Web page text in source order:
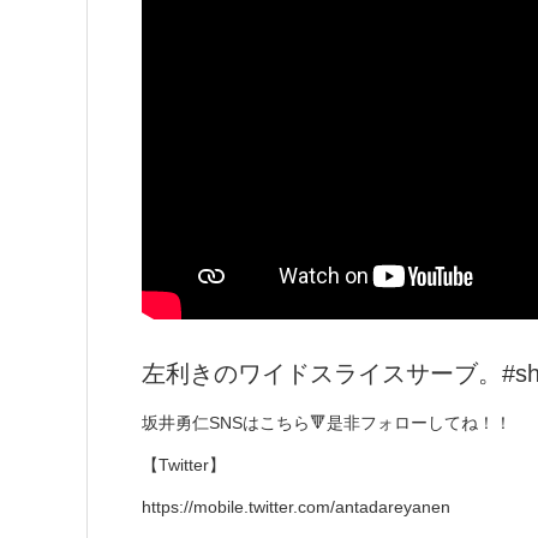
左利きのワイドスライスサーブ。
坂井勇仁SNSはこちら🔻是非フォローしてね！！
【Twitter】
https://mobile.twitter.com/antadareyanen